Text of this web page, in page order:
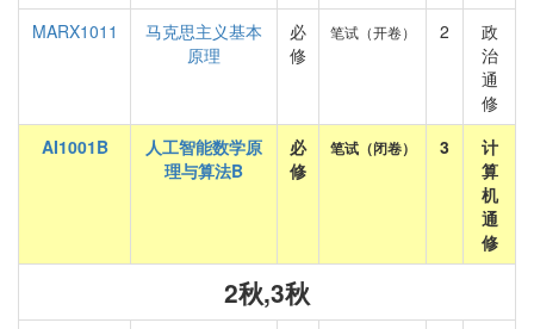
MARX1011
马克思主义基本
原理
必
修
笔试（开卷） 2
政
治
通
修
AI1001B
人工智能数学原
理与算法B
必
修
笔试（闭卷） 3
计
算
机
通
修
2秋,3秋